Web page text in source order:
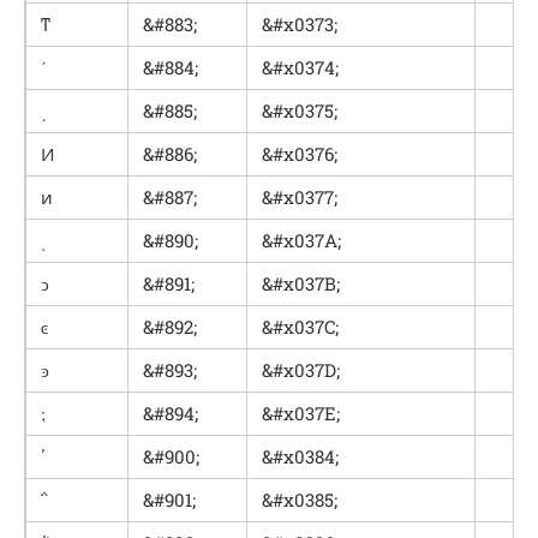
ͳ &#883;
&#x0373;
ʹ
&#884;
&#x0374;
&#885;
&#x0375;
Ͷ
&#886;
&#x0376;
ͷ
&#887;
&#x0377;
&#890;
&#x037A;
ͻ
&#891;
&#x037B;
ͼ
&#892;
&#x037C;
ͽ
&#893;
&#x037D;
;
&#894;
&#x037E;
΄
&#900;
&#x0384;
΅
&#901;
&#x0385;